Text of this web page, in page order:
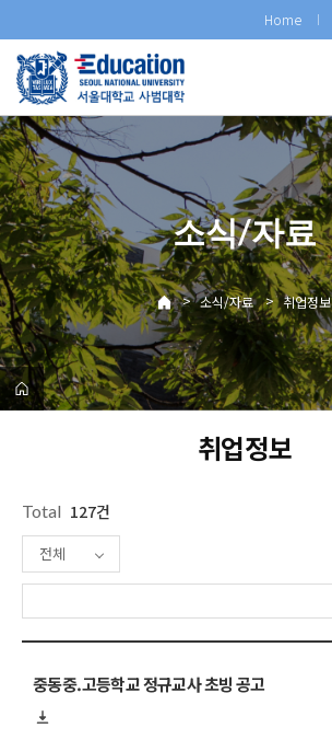
로
메
뉴
Home
소식/자료
> 소식/자료 > 취업정보
취업정보
Total 127건
전체
중동중.고등학교 정규교사 초빙 공고